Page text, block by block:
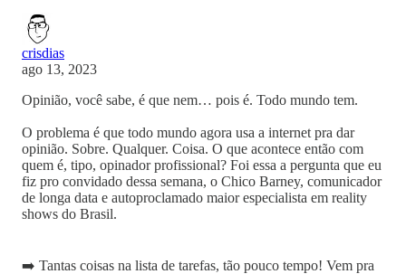
crisdias
ago 13, 2023
Opinião, você sabe, é que nem… pois é. Todo mundo tem.
O problema é que todo mundo agora usa a internet pra dar
opinião. Sobre. Qualquer. Coisa. O que acontece então com
quem é, tipo, opinador profissional? Foi essa a pergunta que eu
fiz pro convidado dessa semana, o Chico Barney, comunicador
de longa data e autoproclamado maior especialista em reality
shows do Brasil.
➡️ Tantas coisas na lista de tarefas, tão pouco tempo! Vem pra